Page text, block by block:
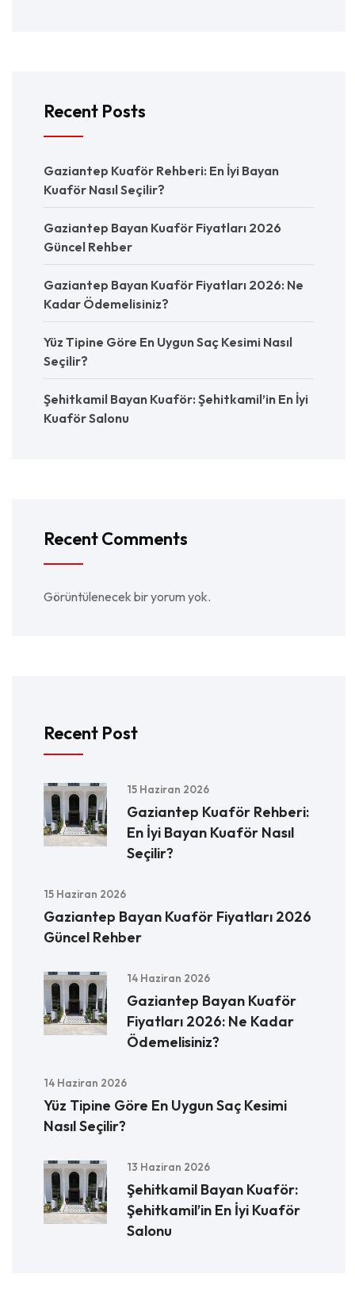
Recent Posts
Gaziantep Kuaför Rehberi: En İyi Bayan
Kuaför Nasıl Seçilir?
Gaziantep Bayan Kuaför Fiyatları 2026
Güncel Rehber
Gaziantep Bayan Kuaför Fiyatları 2026: Ne
Kadar Ödemelisiniz?
Yüz Tipine Göre En Uygun Saç Kesimi Nasıl
Seçilir?
Şehitkamil Bayan Kuaför: Şehitkamil’in En İyi
Kuaför Salonu
Recent Comments
Görüntülenecek bir yorum yok.
Recent Post
15 Haziran 2026
Gaziantep Kuaför Rehberi:
En İyi Bayan Kuaför Nasıl
Seçilir?
15 Haziran 2026
Gaziantep Bayan Kuaför Fiyatları 2026
Güncel Rehber
14 Haziran 2026
Gaziantep Bayan Kuaför
Fiyatları 2026: Ne Kadar
Ödemelisiniz?
14 Haziran 2026
Yüz Tipine Göre En Uygun Saç Kesimi
Nasıl Seçilir?
13 Haziran 2026
Şehitkamil Bayan Kuaför:
Şehitkamil’in En İyi Kuaför
Salonu